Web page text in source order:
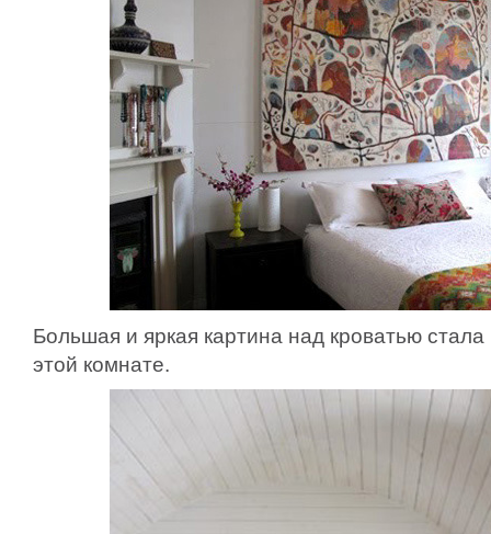
Большая и яркая картина над кроватью
этой комнате.